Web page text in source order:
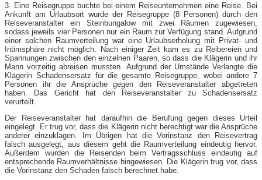
3. Eine Reisegruppe buchte bei einem Reiseunternehmen eine Reise. Bei
Ankunft am Urlaubsort wurde der Reisegruppe (8 Personen) durch den
Reiseveranstalter ein Steinbungalow mit zwei Räumen zugewiesen,
sodass jeweils vier Personen nur ein Raum zur Verfügung stand. Aufgrund
einer solchen Raumverteilung war eine Urlaubserholung mit Privat- und
Intimsphäre nicht möglich. Nach einiger Zeit kam es zu Reibereien und
Spannungen zwischen den einzelnen Paaren, so dass die Klägerin und ihr
Mann vorzeitig abreisen mussten. Aufgrund der Umstände Verlangte die
Klägerin Schadensersatz für die gesamte Reisegruppe, wobei andere 7
Personen ihr die Ansprüche gegen den Reiseveranstalter abgetreten
haben. Das Gericht hat den Reiseveranstalter zu Schadensersatz
verurteilt.
Der Reiseveranstalter hat daraufhin die Berufung gegen dieses Urteil
eingelegt. Er trug vor, dass die Klägerin nicht berechtigt war die Ansprüche
anderer einzuklagen. Im Übrigen hat die Vorinstanz den Reisevertrag
falsch ausgelegt, aus diesem geht die Raumverteilung eindeutig hervor.
Außerdem wurden die Reisenden beim Vertragsschluss eindeutig auf
entsprechende Raumverhältnisse hingewiesen. Die Klägerin trug vor, dass
die Vorinstanz den Schaden falsch berechnet habe.